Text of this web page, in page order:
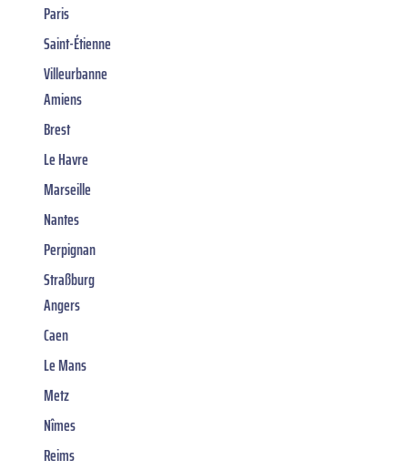
Paris
Saint-Étienne
Villeurbanne
Amiens
Brest
Le Havre
Marseille
Nantes
Perpignan
Straßburg
Angers
Caen
Le Mans
Metz
Nîmes
Reims